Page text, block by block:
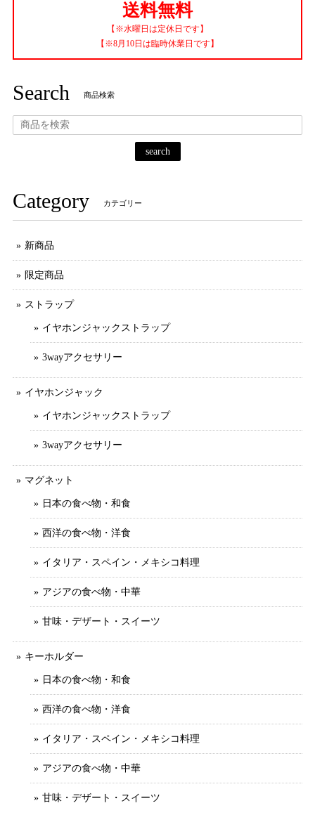
送料無料
【※水曜日は定休日です】
【※8月10日は臨時休業日です】
Search 商品検索
search
Category カテゴリー
新商品
限定商品
ストラップ
イヤホンジャックストラップ
3wayアクセサリー
イヤホンジャック
イヤホンジャックストラップ
3wayアクセサリー
マグネット
日本の食べ物・和食
西洋の食べ物・洋食
イタリア・スペイン・メキシコ料理
アジアの食べ物・中華
甘味・デザート・スイーツ
キーホルダー
日本の食べ物・和食
西洋の食べ物・洋食
イタリア・スペイン・メキシコ料理
アジアの食べ物・中華
甘味・デザート・スイーツ